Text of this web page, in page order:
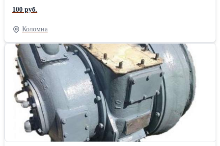
направление фирмы – комплексная поставка железнодорожного
оборудования, а также капитальный ремонт маневровых
тепловозов серии ТГМ, ТЭМ. ООО «ПП Дизельмаш» имеет
возможность проводить ремонт тепловозов и дизелей в
заводских условиях, а также силами выездной бригады по месту
приписки тепловоза.
100 руб.
Коломна